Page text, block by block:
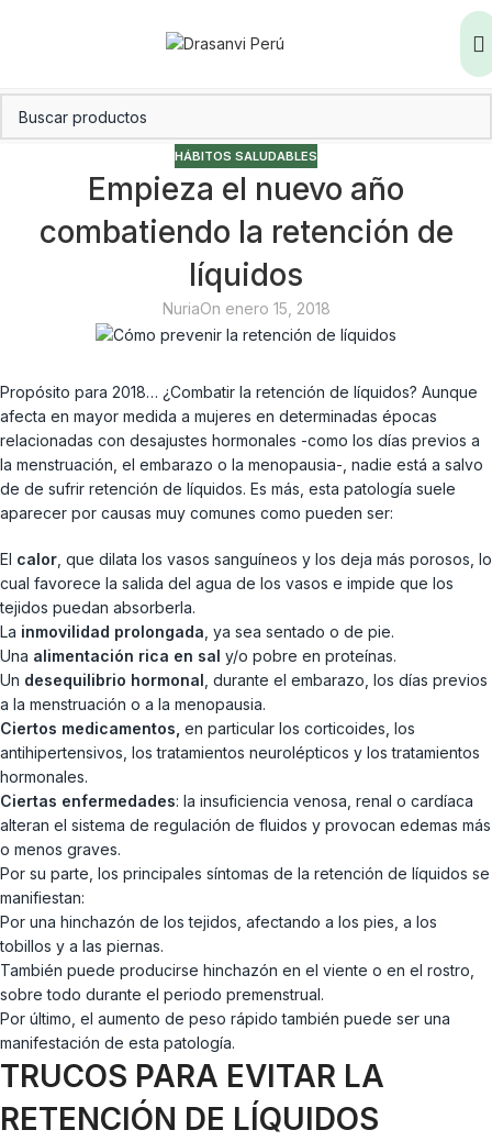
HÁBITOS SALUDABLES
Empieza el nuevo año
combatiendo la retención de
líquidos
NuriaOn enero 15, 2018
Propósito para 2018… ¿Combatir la retención de líquidos? Aunque
afecta en mayor medida a mujeres en determinadas épocas
relacionadas con desajustes hormonales -como los días previos a
la menstruación, el embarazo o la menopausia-, nadie está a salvo
de de sufrir retención de líquidos. Es más, esta patología suele
aparecer por causas muy comunes como pueden ser:
El calor , que dilata los vasos sanguíneos y los deja más porosos, lo
cual favorece la salida del agua de los vasos e impide que los
tejidos puedan absorberla.
La inmovilidad prolongada , ya sea sentado o de pie.
Una alimentación rica en sal y/o pobre en proteínas.
Un desequilibrio hormonal , durante el embarazo, los días previos
a la menstruación o a la menopausia.
Ciertos medicamentos, en particular los corticoides, los
antihipertensivos, los tratamientos neurolépticos y los tratamientos
hormonales.
Ciertas enfermedades: la insuficiencia venosa, renal o cardíaca
alteran el sistema de regulación de fluidos y provocan edemas más
o menos graves.
Por su parte, los principales síntomas de la retención de líquidos se
manifiestan:
Por una hinchazón de los tejidos, afectando a los pies, a los
tobillos y a las piernas.
También puede producirse hinchazón en el viente o en el rostro,
sobre todo durante el periodo premenstrual.
Por último, el aumento de peso rápido también puede ser una
manifestación de esta patología.
TRUCOS PARA EVITAR LA
RETENCIÓN DE LÍQUIDOS